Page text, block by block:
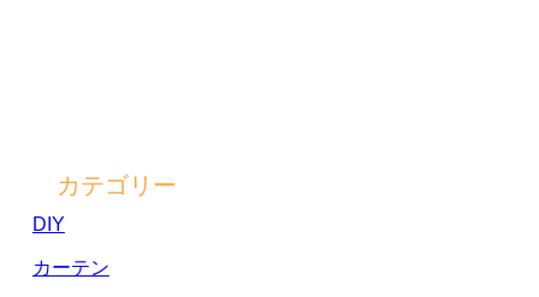
カテゴリー
DIY
カーテン